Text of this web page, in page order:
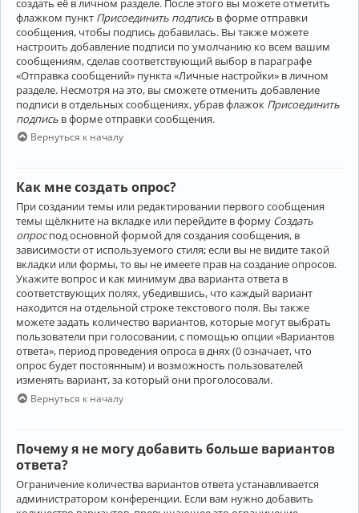
флажком пункт Присоединить подпись в форме отправки
сообщения, чтобы подпись добавилась. Вы также можете
настроить добавление подписи по умолчанию ко всем вашим
сообщениям, сделав соответствующий выбор в параграфе
«Отправка сообщений» пункта «Личные настройки» в личном
разделе. Несмотря на это, вы сможете отменить добавление
подписи в отдельных сообщениях, убрав флажок Присоединить
подпись в форме отправки сообщения.
Вернуться к началу
Как мне создать опрос?
При создании темы или редактировании первого сообщения
темы щёлкните на вкладке или перейдите в форму Создать
опроспод основной формой для создания сообщения, в
зависимости от используемого стиля; если вы не видите такой
вкладки или формы, то вы не имеете прав на создание опросов.
Укажите вопрос и как минимум два варианта ответа в
соответствующих полях, убедившись, что каждый вариант
находится на отдельной строке текстового поля. Вы также
можете задать количество вариантов, которые могут выбрать
пользователи при голосовании, с помощью опции «Вариантов
ответа», период проведения опроса в днях (0 означает, что
опрос будет постоянным) и возможность пользователей
изменять вариант, за который они проголосовали.
Вернуться к началу
Почему я не могу добавить больше вариантов
ответа?
Ограничение количества вариантов ответа устанавливается
администратором конференции. Если вам нужно добавить